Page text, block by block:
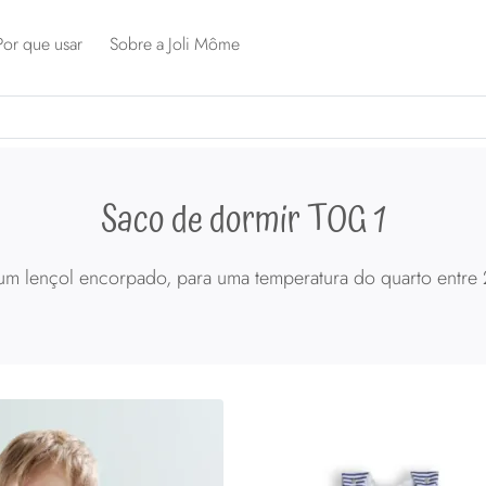
que usar Sobre a Joli Môme
Saco de dormir TOG 1
lençol encorpado, para uma temperatura do quarto entre